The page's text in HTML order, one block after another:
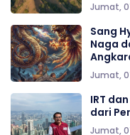
Jumat,
Sang
Naga
Jumat,
IRT
dari
Jumat,